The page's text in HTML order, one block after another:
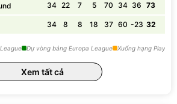
34 22 7 5 70 34 36 73
34 8 8 18 37 60 -23 32
Dự vòng bảng Europa League Xuống hạng Play-
Xem tất cả